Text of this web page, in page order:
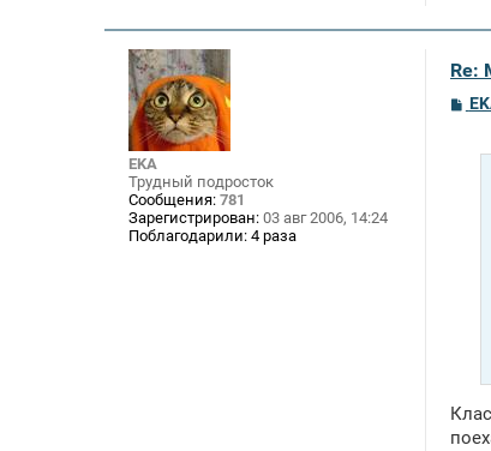
EKA
Трудный подросток
Сообщения: 781
Зарегистрирован: 03 авг 2006, 14:24
Поблагодарили: 4 раза
Re:
С